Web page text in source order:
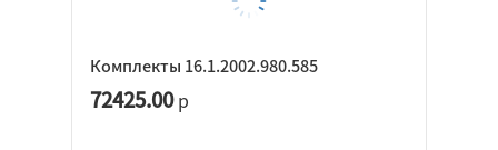
Комплекты 16.1.2002.980.585
72425.00р